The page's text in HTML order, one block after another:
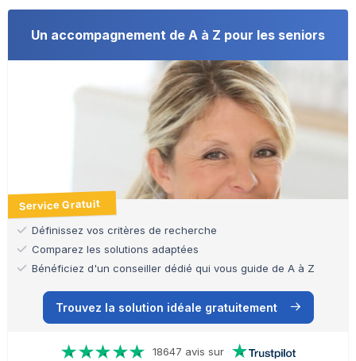
Un accompagnement de A à Z pour les seniors
Service Gratuit
Définissez vos critères de recherche
Comparez les solutions adaptées
Bénéficiez d'un conseiller dédié qui vous guide de A à Z
Trouvez la solution idéale gratuitement
18647 avis sur